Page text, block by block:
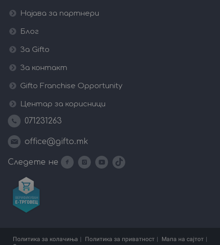
Најава за партнери
Блог
За Gifto
За контакт
Gifto Franchise Opportunity
Центар за корисници
071231263
office@gifto.mk
Следете не
Политика за колачиња Политика за приватност
Мапа на сајтот